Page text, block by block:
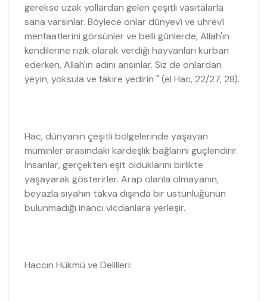
gerekse uzak yollardan gelen çeşitli vasıtalarla
sana varsınlar. Böylece onlar dünyevî ve uhrevî
menfaatlerini görsünler ve belli günlerde, Allah'ın
kendilerine rızık olarak verdiği hayvanları kurban
ederken, Allah'ın adını ansınlar. Siz de onlardan
yeyin, yoksula ve fakire yedirin " (el Hac, 22/27, 28).
Hac, dünyanın çeşitli bölgelerinde yaşayan
müminler arasındaki kardeşlik bağlarını güçlendirir.
İnsanlar, gerçekten eşit olduklarını birlikte
yaşayarak gösterirler. Arap olanla olmayanın,
beyazla siyahın takva dışında bir üstünlüğünün
bulunmadığı inancı vicdanlara yerleşir.
Haccın Hükmü ve Delilleri: